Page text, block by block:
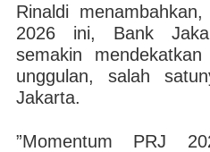
Rinaldi
2026 ini, Bank
semakin
unggulan, salah
Jakarta.
”Momentum PRJ